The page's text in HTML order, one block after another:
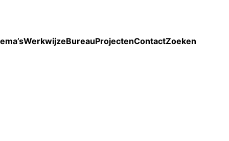
WerkwijzeBureauProjectenContactZoeken